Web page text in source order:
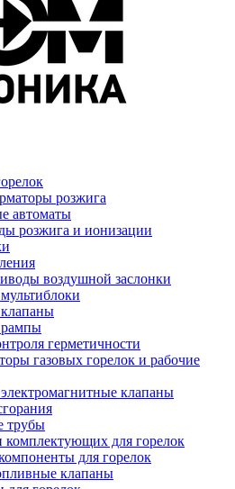
розжига
автоматы
розжига и ионизации
воздушной заслонки
рампы
герметичности
газовых горелок и рабочие
клапаны
трубы
комплектующих для горелок
для горелок
клапаны